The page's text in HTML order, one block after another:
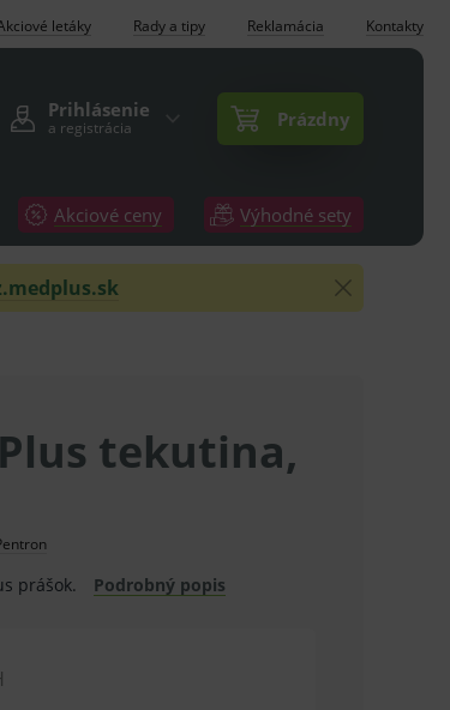
letáky Rady a tipy Reklamácia Kontakty
Prihlásenie
a registrácia Prázdny
Akciové ceny Výhodné sety
tekutina,
prášok. Podrobný popis